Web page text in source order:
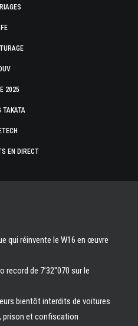
2025
TAKATA
EN DIRECT
qui réinvente le W16 en œuvre
de 7’32″070 sur le
bientôt interdits de voitures
prison et confiscation